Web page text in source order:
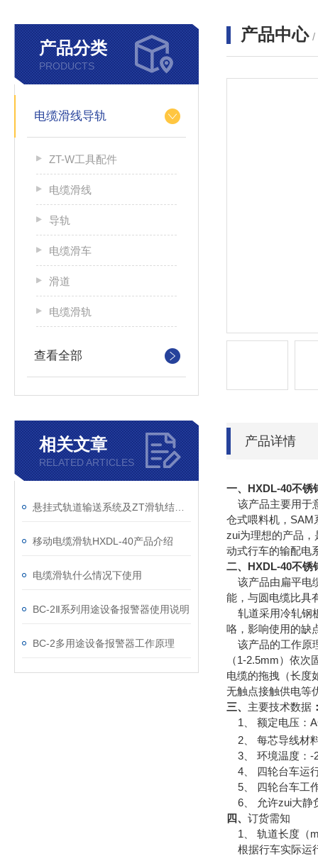
产品分类
PRODUCTS
电缆滑线导轨
ZT-W工具配件
电缆滑线
导轨
电缆滑车
滑道
电缆滑轨
查看全部
相关文章
RELATED ARTICLES
移动电缆滑轨HXDL-40产品介绍
电缆滑轨什么情况下使用
BC-2Ⅱ系列用途设备报警器使用说明
BC-2多用途设备报警器工作原理
产品中心 /
产品详情
一、HXDL-40不锈
该产品主要用于
仓式喂料机，SAM
zui为理想的产品
动式行车的输配电
二、HXDL-40不锈
该产品由扁平电
能，与圆电缆比具
轧道采用冷轧钢
咯，影响使用的缺
该产品的工作原
（1-2.5mm）依
电缆的拖拽（长度
无触点接触供电等
三、 主要技术数据
1、 额定电压：
2、 每芯导线材
3、 环境温度：-
4、 四轮台车运
5、 四轮台车工
6、 允许zui大静
四、 订货需知
1、 轨道长度（
根据行车实际运